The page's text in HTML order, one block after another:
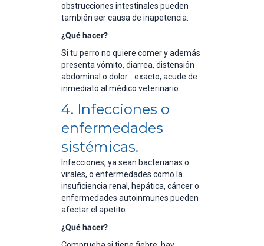
obstrucciones intestinales pueden
también ser causa de inapetencia.
¿Qué hacer?
Si tu perro no quiere comer y además
presenta vómito, diarrea, distensión
abdominal o dolor… exacto, acude de
inmediato al médico veterinario.
4. Infecciones o
enfermedades
sistémicas.
Infecciones, ya sean bacterianas o
virales, o enfermedades como la
insuficiencia renal, hepática, cáncer o
enfermedades autoinmunes pueden
afectar el apetito.
¿Qué hacer?